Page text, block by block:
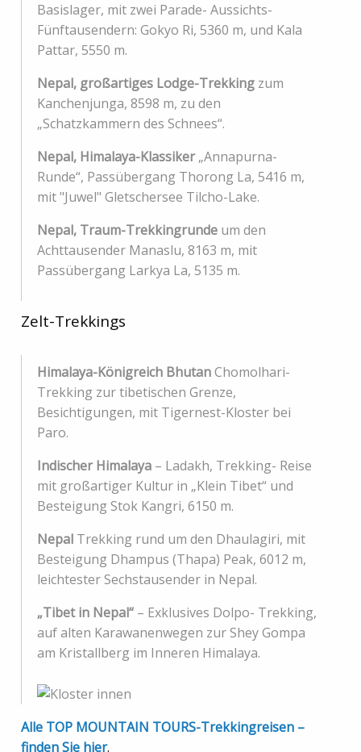
Basislager, mit zwei Parade- Aussichts-
Fünftausendern: Gokyo Ri, 5360 m, und Kala
Pattar, 5550 m.
Nepal, großartiges Lodge-Trekking zum
Kanchenjunga, 8598 m, zu den
„Schatzkammern des Schnees“.
Nepal, Himalaya-Klassiker„Annapurna-
Runde“, Passübergang Thorong La, 5416 m,
mit "Juwel" Gletschersee Tilcho-Lake.
Nepal, Traum-Trekkingrunde um den
Achttausender Manaslu, 8163 m, mit
Passübergang Larkya La, 5135 m.
Zelt-Trekkings
Himalaya-Königreich BhutanChomolhari-
Trekking zur tibetischen Grenze,
Besichtigungen, mit Tigernest-Kloster bei
Paro.
Indischer Himalaya – Ladakh, Trekking- Reise
mit großartiger Kultur in „Klein Tibet“ und
Besteigung Stok Kangri, 6150 m.
Nepal Trekking rund um den Dhaulagiri, mit
Besteigung Dhampus (Thapa) Peak, 6012 m,
leichtester Sechstausender in Nepal.
„Tibet in Nepal“ – Exklusives Dolpo- Trekking,
auf alten Karawanenwegen zur Shey Gompa
am Kristallberg im Inneren Himalaya.
Alle TOP MOUNTAIN TOURS-Trekkingreisen –
finden Sie hier.